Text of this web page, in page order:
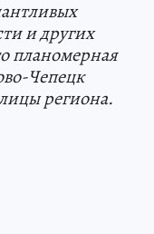
и других
планомерная
Чепецк
региона.